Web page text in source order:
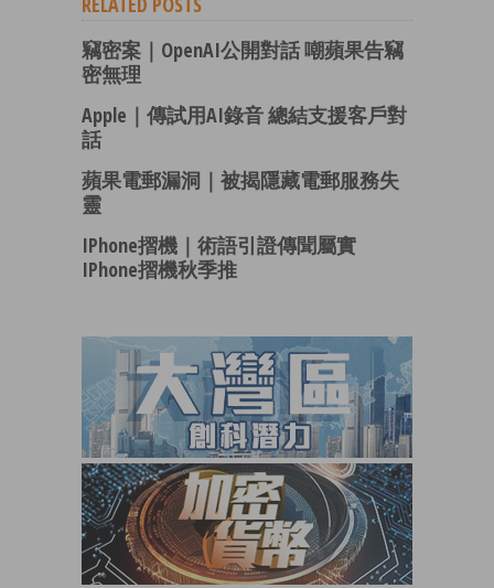
竊密案｜OpenAI公開對話 嘲蘋果告竊
密無理
Apple｜傳試用AI錄音 總結支援客戶對
話
蘋果電郵漏洞｜被揭隱藏電郵服務失
靈
IPhone摺機｜術語引證傳聞屬實
IPhone摺機秋季推